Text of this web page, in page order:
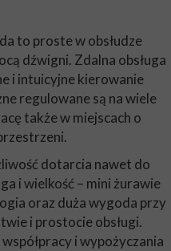
to proste w obsłudze
dźwigni. Zdalna obsługa
i intuicyjne kierowanie
regulowane są na wiele
także w miejscach o
dotarcia nawet do
i wielkość – mini żurawie
oraz duża wygoda przy
i prostocie obsługi.
i wypożyczania